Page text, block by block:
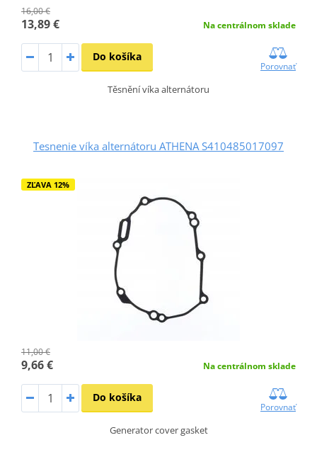
16,00 €
13,89 € Na centrálnom sklade
Do košíka
Porovnať
Těsnění víka alternátoru
Tesnenie víka alternátoru ATHENA S410485017097
ZĽAVA 12%
11,00 €
9,66 € Na centrálnom sklade
Do košíka
Porovnať
Generator cover gasket